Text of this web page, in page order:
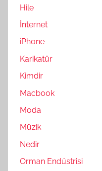
Hile
İnternet
iPhone
Karikatür
Kimdir
Macbook
Moda
Müzik
Nedir
Orman Endüstrisi